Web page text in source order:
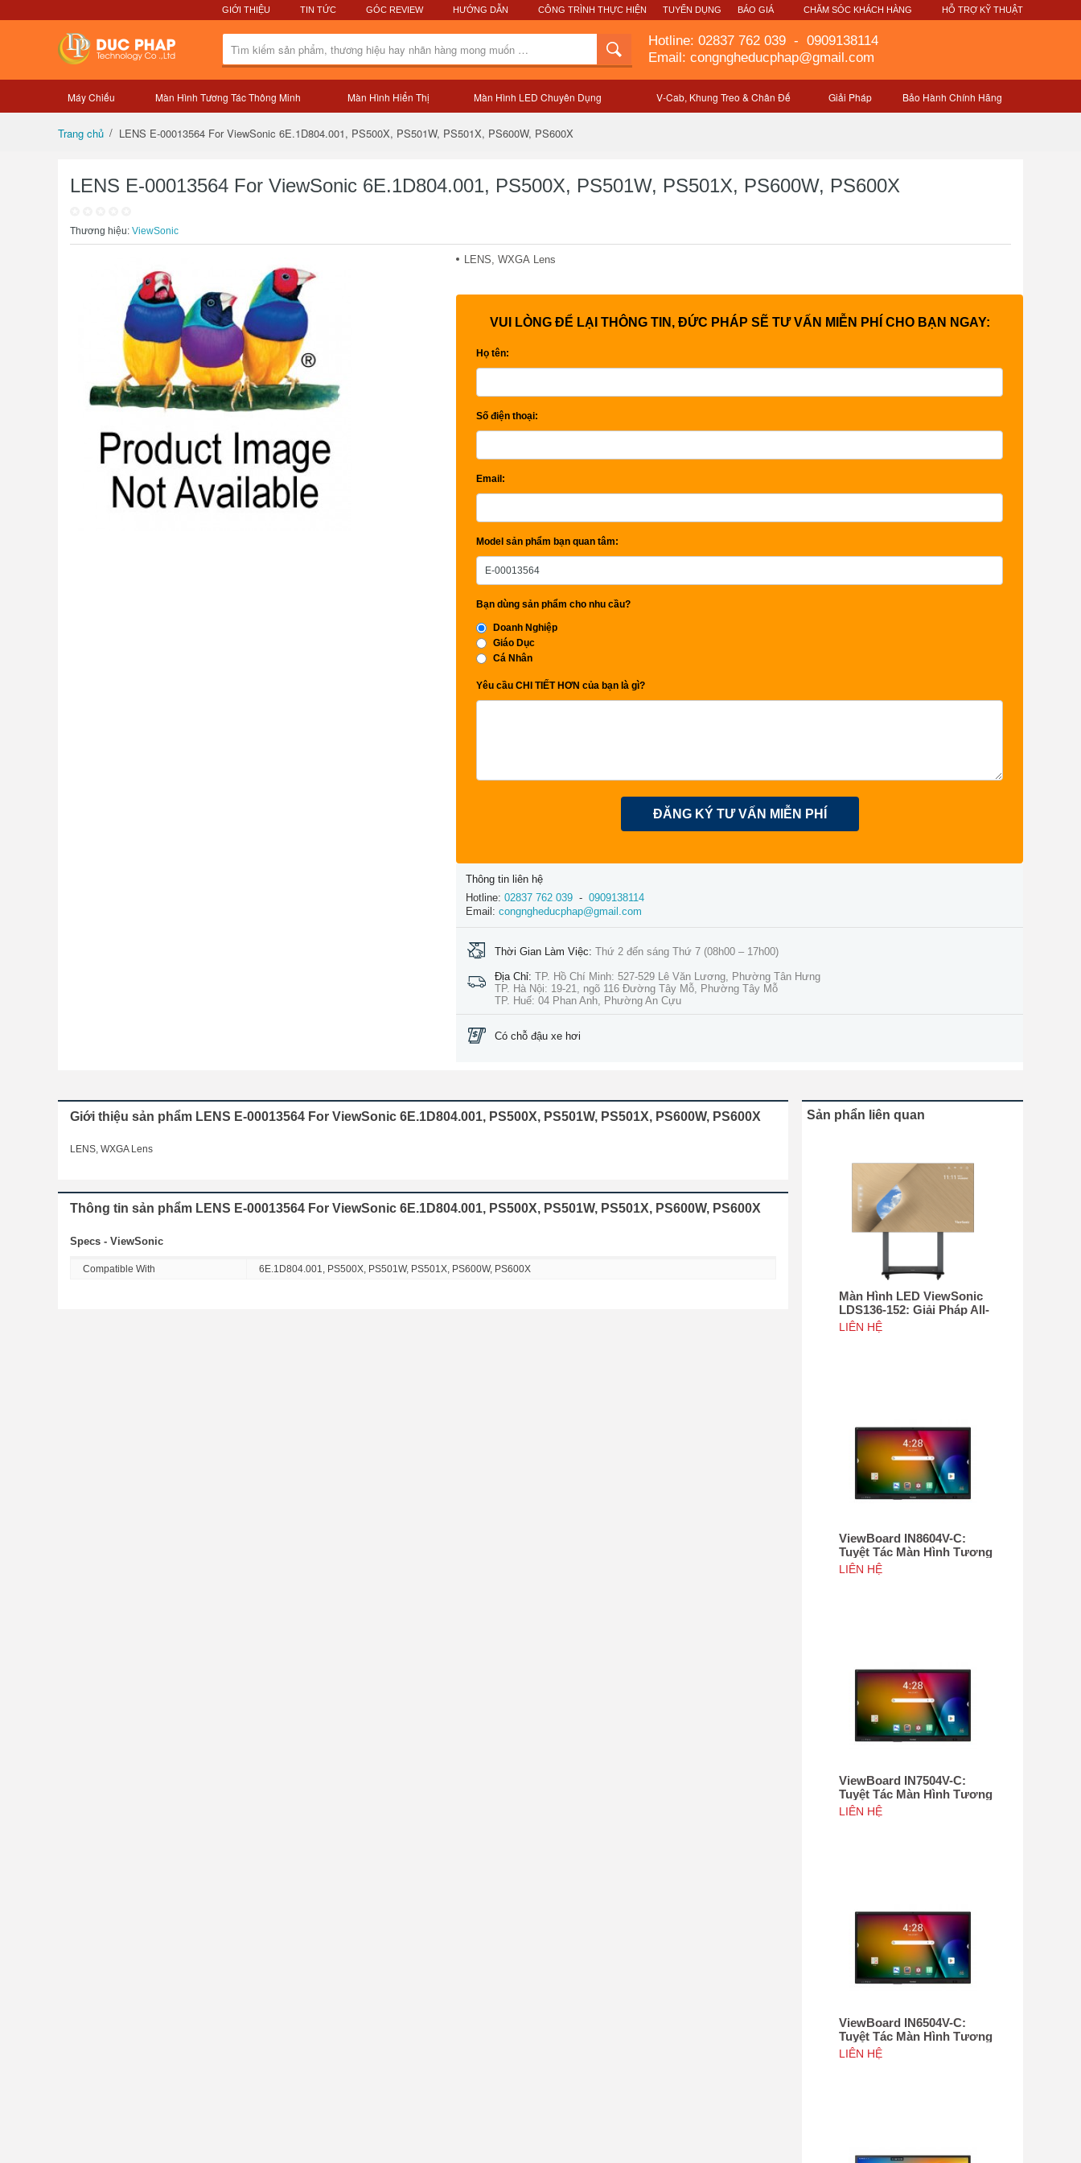
GIỚI THIỆU TIN TỨC GÓC REVIEW HƯỚNG DẪN CÔNG TRÌNH THỰC HIỆN TUYỂN DỤNG BÁO GIÁ CHĂM SÓC KHÁCH HÀNG HỖ TRỢ KỸ THUẬT
Hotline: 02837 762 039 - 0909138114
Email: congngheducphap@gmail.com
Tổng quan sản phẩm Mô tả sản phẩm
Máy Chiếu Màn Hình Tương Tác Thông Minh Màn Hình Hiển Thị Màn Hình LED Chuyên Dụng V-Cab, Khung Treo & Chân Đế Giải Pháp Bảo Hành Chính Hãng
Trang chủ LENS E-00013564 For ViewSonic 6E.1D804.001, PS500X, PS501W, PS501X, PS600W, PS600X
LENS E-00013564 For ViewSonic 6E.1D804.001, PS500X, PS501W, PS501X, PS600W, PS600X
Thương hiệu: ViewSonic
LENS, WXGA Lens
VUI LÒNG ĐỂ LẠI THÔNG TIN, ĐỨC PHÁP SẼ TƯ VẤN MIỄN PHÍ CHO BẠN NGAY:
Họ tên:
Số điện thoại:
Email:
Model sản phẩm bạn quan tâm:
Bạn dùng sản phẩm cho nhu cầu?
Doanh Nghiệp
Giáo Dục
Cá Nhân
Yêu cầu CHI TIẾT HƠN của bạn là gì?
ĐĂNG KÝ TƯ VẤN MIỄN PHÍ
Thông tin liên hệ
Hotline: 02837 762 039 - 0909138114
Email: congngheducphap@gmail.com
Thời Gian Làm Việc: Thứ 2 đến sáng Thứ 7 (08h00 – 17h00)
Địa Chỉ: TP. Hồ Chí Minh: 527-529 Lê Văn Lương, Phường Tân Hưng
TP. Hà Nội: 19-21, ngõ 116 Đường Tây Mỗ, Phường Tây Mỗ
TP. Huế: 04 Phan Anh, Phường An Cựu
Có chỗ đậu xe hơi
Giới thiệu sản phẩm LENS E-00013564 For ViewSonic 6E.1D804.001, PS500X, PS501W, PS501X, PS600W, PS600X
LENS, WXGA Lens
Thông tin sản phẩm LENS E-00013564 For ViewSonic 6E.1D804.001, PS500X, PS501W, PS501X, PS600W, PS600X
Specs - ViewSonic
Compatible With 6E.1D804.001, PS500X, PS501W, PS501X, PS600W, PS600X
Sản phẩn liên quan
Màn Hình LED ViewSonic
LDS136-152: Giải Pháp All-
in-One Di Động Hàng Đầu
LIÊN HỆ
ViewBoard IN8604V-C:
Tuyệt Tác Màn Hình Tương
Tác 86", Tích hợp camera
4K độ phân giải 50MP, NFC
LIÊN HỆ
ViewBoard IN7504V-C:
Tuyệt Tác Màn Hình Tương
Tác 75", Tích hợp camera
4K độ phân giải 50MP, NFC
LIÊN HỆ
ViewBoard IN6504V-C:
Tuyệt Tác Màn Hình Tương
Tác 65inch, Tích hợp
camera 4K độ phân giải
LIÊN HỆ